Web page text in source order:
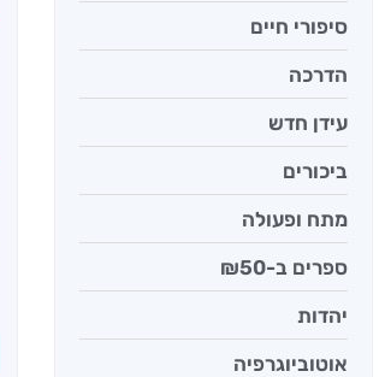
סיפורי חיים
הדרכה
עידן חדש
ביכורים
מתח ופעולה
ספרים ב-₪50
יהדות
אוטוביוגרפיה